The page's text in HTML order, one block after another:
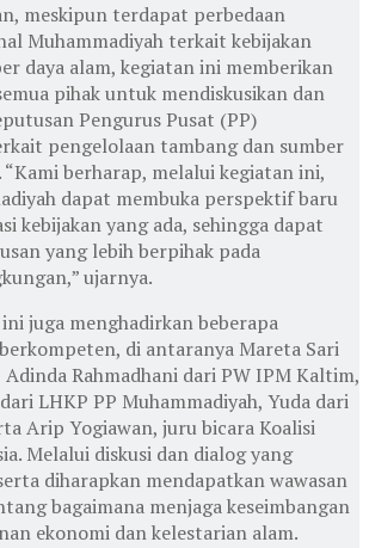
meskipun terdapat perbedaan
Muhammadiyah terkait kebijakan
daya alam, kegiatan ini memberikan
pihak untuk mendiskusikan dan
Pengurus Pusat (PP)
pengelolaan tambang dan sumber
“Kami berharap, melalui kegiatan ini,
dapat membuka perspektif baru
kebijakan yang ada, sehingga dapat
yang lebih berpihak pada
ujarnya.
juga menghadirkan beberapa
di antaranya Mareta Sari
Rahmadhani dari PW IPM Kaltim,
LHKP PP Muhammadiyah, Yuda dari
Arip Yogiawan, juru bicara Koalisi
Melalui diskusi dan dialog yang
diharapkan mendapatkan wawasan
bagaimana menjaga keseimbangan
ekonomi dan kelestarian alam.